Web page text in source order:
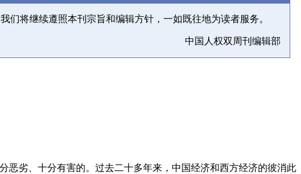
们将继续遵照本刊宗旨和编辑方针，一如既往地为读者服务。
中国人权双周刊编辑部
恶劣、十分有害的。过去二十多年来，中国经济和西方经济的彼消此